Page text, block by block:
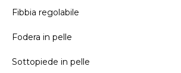
Fibbia regolabile
Fodera in pelle
Sottopiede in pelle